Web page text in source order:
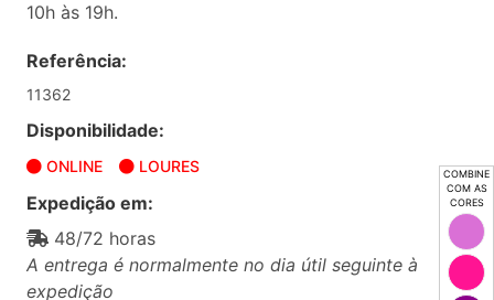
COMBINE
COM AS
CORES
10h às 19h.
Referência:
11362
Disponibilidade:
ONLINE LOURES
Expedição em:
48/72 horas
A entrega é normalmente no dia útil seguinte à
expedição